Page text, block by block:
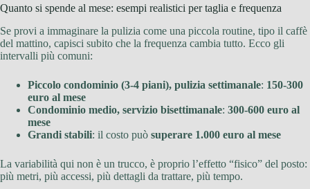
Quanto si spende al mese: esempi realistici per taglia e frequenza
Se provi a immaginare la pulizia come una piccola routine, tipo il caffè
del mattino, capisci subito che la frequenza cambia tutto. Ecco gli
intervalli più comuni:
Piccolo condominio (3-4 piani), pulizia settimanale: 150-300
euro al mese
Condominio medio, servizio bisettimanale: 300-600 euro al
mese
Grandi stabili: il costo può superare 1.000 euro al mese
La variabilità qui non è un trucco, è proprio l’effetto “fisico” del posto:
più metri, più accessi, più dettagli da trattare, più tempo.